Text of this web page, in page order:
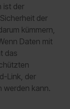
ist der
der
kümmern,
Daten mit
das
Link, der
werden kann.